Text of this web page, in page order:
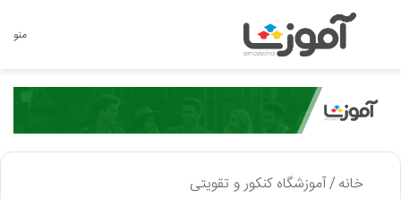
منو جستجو برای
خانه/آموزشگاه کنکور و تقویتی